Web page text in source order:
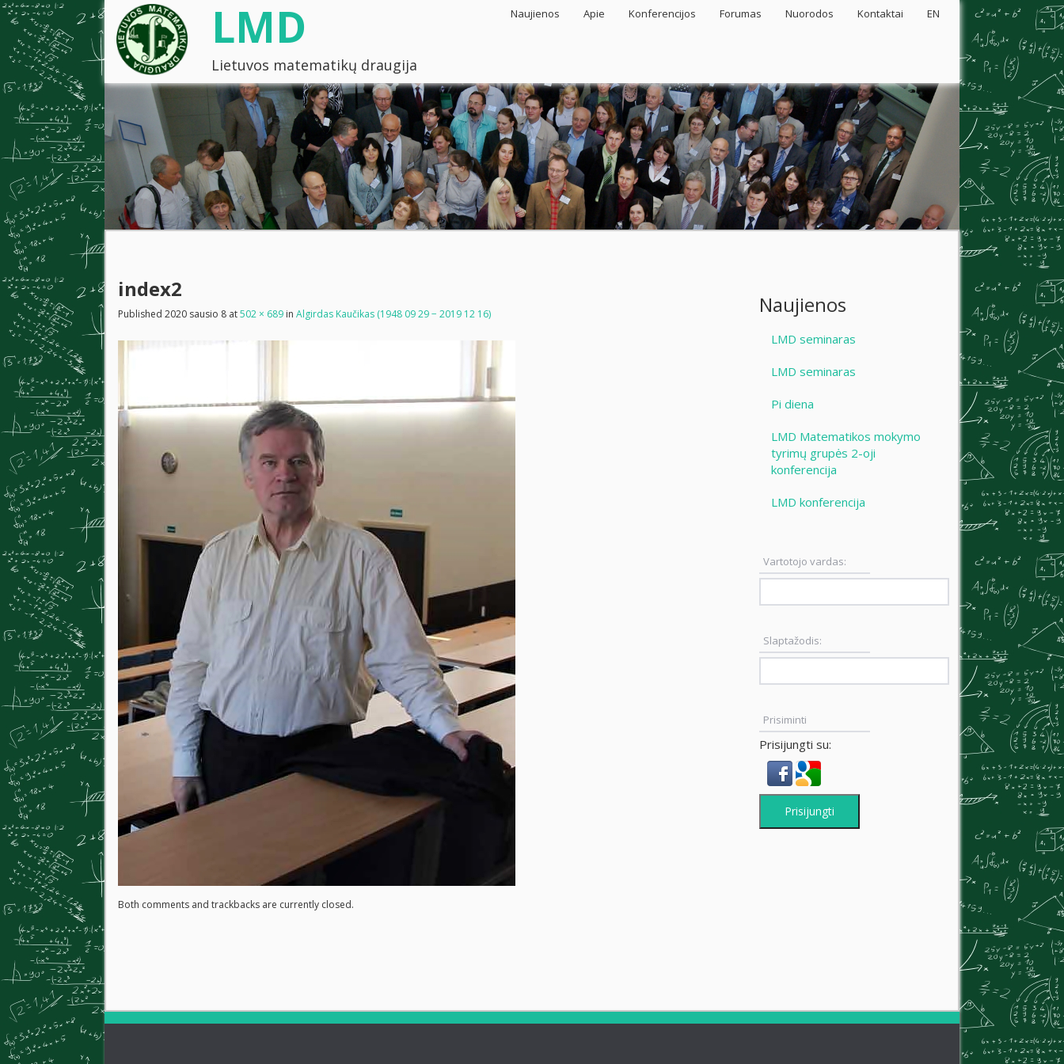
LMD
Lietuvos matematikų draugija
Naujienos Apie Konferencijos Forumas Nuorodos Kontaktai EN
index2
Published 2020 sausio 8 at502 × 689 in Algirdas Kaučikas (1948 09 29 − 2019 12 16)
Both comments and trackbacks are currently closed.
Naujienos
LMD seminaras
LMD seminaras
Pi diena
LMD Matematikos mokymo
tyrimų grupės 2-oji
konferencija
LMD konferencija
Vartotojo vardas:
Slaptažodis:
Prisiminti
Prisijungti su:
Prisijungti